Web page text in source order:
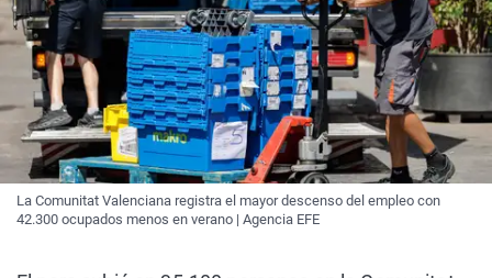
La Comunitat Valenciana registra el mayor descenso del empleo con
42.300 ocupados menos en verano | Agencia EFE